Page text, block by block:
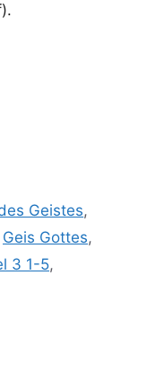
Geistes,
Geis Gottes,
3 1-5,